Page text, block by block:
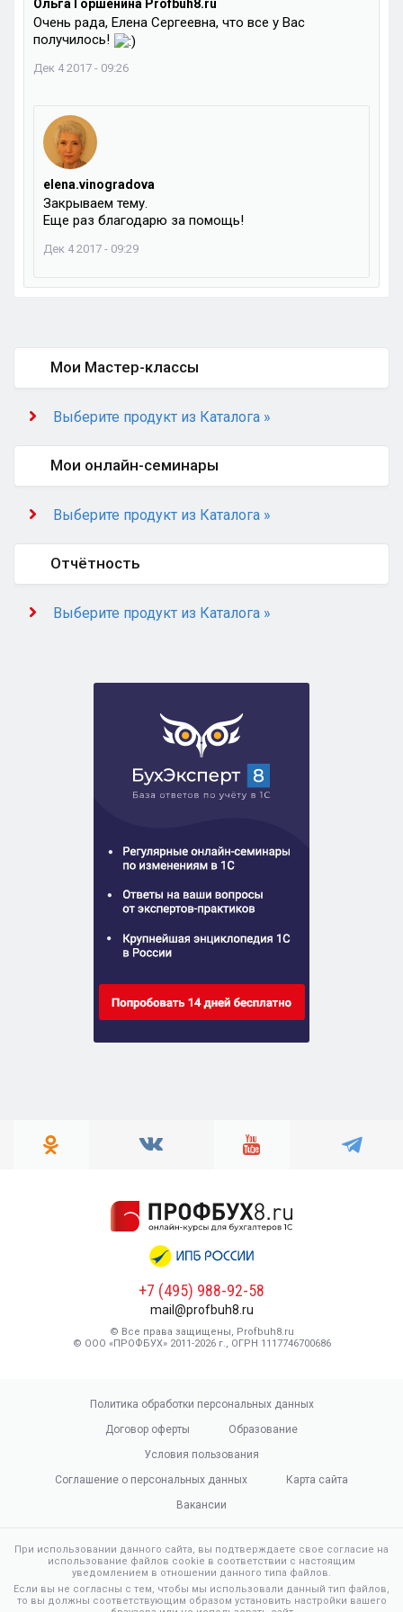
Ольга Горшенина Profbuh8.ru
Очень рада, Елена Сергеевна, что все у Вас
получилось!
Дек 4 2017 - 09:26
elena.vinogradova
Закрываем тему.
Еще раз благодарю за помощь!
Дек 4 2017 - 09:29
Мои Мастер-классы
Выберите продукт из Каталога »
Мои онлайн-семинары
Выберите продукт из Каталога »
Отчётность
Выберите продукт из Каталога »
+7 (495) 988-92-58
mail@profbuh8.ru
© Все права защищены, Profbuh8.ru
© ООО «ПРОФБУХ» 2011-2026 г., ОГРН 1117746700686
Политика обработки персональных данных
Договор оферты
Образование
Условия пользования
Соглашение о персональных данных
Карта сайта
Вакансии
При использовании данного сайта, вы подтверждаете свое согласие на
использование файлов cookie в соответствии с настоящим
уведомлением в отношении данного типа файлов.
Если вы не согласны с тем, чтобы мы использовали данный тип файлов,
то вы должны соответствующим образом установить настройки вашего